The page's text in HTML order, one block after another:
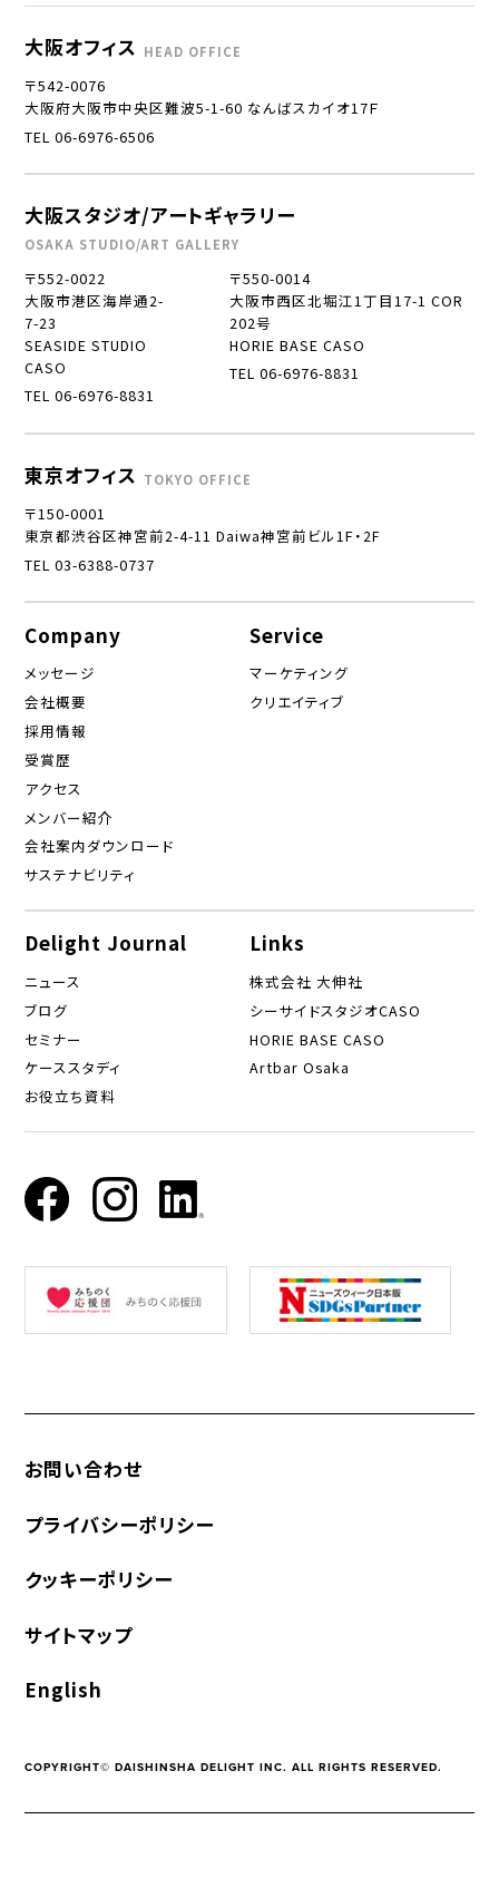
大阪オフィス HEAD OFFICE
〒542-0076
大阪府大阪市中央区難波5-1-60 なんばスカイオ17Ｆ
TEL 06-6976-6506
大阪スタジオ/アートギャラリー
OSAKA STUDIO/ART GALLERY
〒552-0022
大阪市港区海岸通2-
7-23
SEASIDE STUDIO
CASO
TEL 06-6976-8831
〒550-0014
大阪市西区北堀江1丁目17-1 COR
202号
HORIE BASE CASO
TEL 06-6976-8831
東京オフィス TOKYO OFFICE
〒150-0001
東京都渋谷区神宮前2-4-11 Daiwa神宮前ビル1F・2F
TEL 03-6388-0737
Company
メッセージ
会社概要
採用情報
受賞歴
アクセス
メンバー紹介
会社案内ダウンロード
サステナビリティ
Service
マーケティング
クリエイティブ
Delight Journal
ニュース
ブログ
セミナー
ケーススタディ
お役立ち資料
Links
株式会社 大伸社
シーサイドスタジオCASO
HORIE BASE CASO
Artbar Osaka
お問い合わせ
プライバシーポリシー
クッキーポリシー
サイトマップ
English
COPYRIGHT© DAISHINSHA DELIGHT INC. ALL RIGHTS RESERVED.